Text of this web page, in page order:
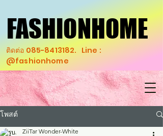
FASHIONHOME
FASHIONHOME
ติดต่อ 085-8413182. Line :
@fashionhome
โพสต์
ZiiTar Wonder-White